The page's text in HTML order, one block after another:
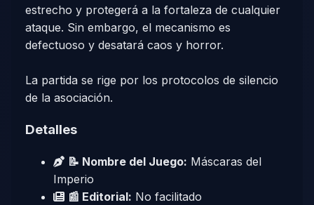
estrecho y protegerá a la fortaleza de cualquier
ataque. Sin embargo, el mecanismo es
defectuoso y desatará caos y horror.
La partida se rige por los protocolos de silencio
de la asociación.
Detalles
📝 Nombre del Juego: Máscaras del
Imperio
📰 Editorial: No facilitado